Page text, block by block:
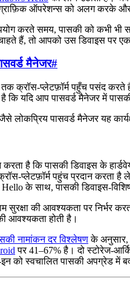
ऑपरेशन्स को अलग करके और
करते समय, पासकी को कभी भी
हैं, तो आपको उस डिवाइस पर एक
मैनेजर#
क्रॉस-प्लेटफ़ॉर्म पहुँच पसंद करते
यदि आप पासवर्ड मैनेजर में
लोकप्रिय पासवर्ड मैनेजर यह
है कि पासकी डिवाइस के
प्लेटफ़ॉर्म पहुंच प्रदान करता है
के साथ, पासकी डिवाइस-
सुरक्षा की आवश्यकता पर निर्भर
आवश्यकता होती है।
नामांकन दर विश्लेषणके अनुसार,
पर 41–67% है। दो स्टोरेज-
को स्वचालित पासकी अपग्रेड में